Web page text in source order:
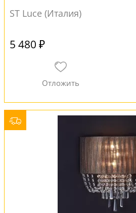
ST Luce (Италия)
5 480 ₽